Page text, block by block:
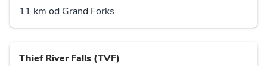
11 km od Grand Forks
Thief River Falls (TVF)